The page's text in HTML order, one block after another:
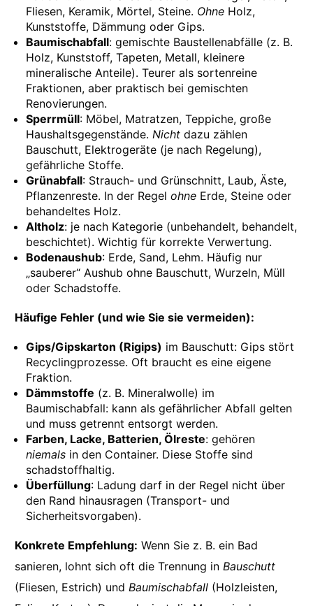
Fliesen, Keramik, Mörtel, Steine. Ohne Holz,
Kunststoffe, Dämmung oder Gips.
Baumischabfall: gemischte Baustellenabfälle (z. B.
Holz, Kunststoff, Tapeten, Metall, kleinere
mineralische Anteile). Teurer als sortenreine
Fraktionen, aber praktisch bei gemischten
Renovierungen.
Sperrmüll: Möbel, Matratzen, Teppiche, große
Haushaltsgegenstände.Nicht dazu zählen
Bauschutt, Elektrogeräte (je nach Regelung),
gefährliche Stoffe.
Grünabfall: Strauch- und Grünschnitt, Laub, Äste,
Pflanzenreste. In der Regelohne Erde, Steine oder
behandeltes Holz.
Altholz: je nach Kategorie (unbehandelt, behandelt,
beschichtet). Wichtig für korrekte Verwertung.
Bodenaushub: Erde, Sand, Lehm. Häufig nur
„sauberer“ Aushub ohne Bauschutt, Wurzeln, Müll
oder Schadstoffe.
Häufige Fehler (und wie Sie sie vermeiden):
Gips/Gipskarton (Rigips) im Bauschutt: Gips stört
Recyclingprozesse. Oft braucht es eine eigene
Fraktion.
Dämmstoffe (z. B. Mineralwolle) im
Baumischabfall: kann als gefährlicher Abfall gelten
und muss getrennt entsorgt werden.
Farben, Lacke, Batterien, Ölreste: gehören
niemals in den Container. Diese Stoffe sind
schadstoffhaltig.
Überfüllung: Ladung darf in der Regel nicht über
den Rand hinausragen (Transport- und
Sicherheitsvorgaben).
Konkrete Empfehlung: Wenn Sie z. B. ein Bad
sanieren, lohnt sich oft die Trennung inBauschutt
(Fliesen, Estrich) undBaumischabfall (Holzleisten,